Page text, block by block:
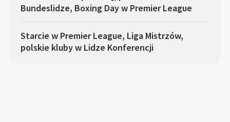
Bundeslidze, Boxing Day w Premier League
Starcie w Premier League, Liga Mistrzów,
polskie kluby w Lidze Konferencji